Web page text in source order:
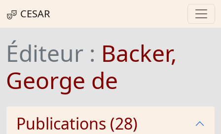
CESAR
Éditeur : Backer,
George de
Publications (28)